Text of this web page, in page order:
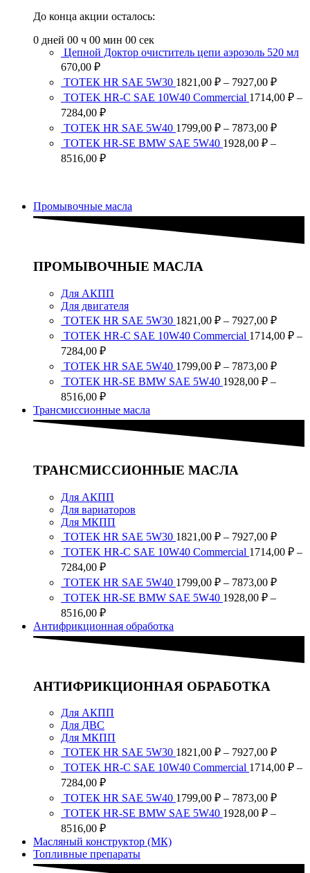
До конца акции осталось:
0 дней 00 ч 00 мин 00 сек
Цепной Доктор очиститель цепи аэрозоль 520 мл
670,00 ₽
ТОТЕК HR SAE 5W30 1821,00 ₽ – 7927,00 ₽
цен:
TOTEK HR-C SAE 10W40 Commercial 1714,00 ₽ –
7284,00 ₽Диапазон
цен:
1714,00 ₽
–
ТОТЕК HR SAE 5W40 1799,00 ₽ – 7873,00 ₽
ТОТЕК HR-SE BMW SAE 5W40 1928,00 ₽ –
8516,00 ₽Диапазон
8516,00 ₽
Промывочные масла
ПРОМЫВОЧНЫЕ МАСЛА
Для АКПП
Для двигателя
ТОТЕК HR SAE 5W30 1821,00 ₽ – 7927,00 ₽
цен:
TOTEK HR-C SAE 10W40 Commercial 1714,00 ₽ –
7284,00 ₽Диапазон
цен:
1714,00 ₽
–
ТОТЕК HR SAE 5W40 1799,00 ₽ – 7873,00 ₽
ТОТЕК HR-SE BMW SAE 5W40 1928,00 ₽ –
8516,00 ₽Диапазон
цен:
1928,00 ₽
Трансмиссионные масла
ТРАНСМИССИОННЫЕ МАСЛА
Для АКПП
Для вариаторов
Для МКПП
ТОТЕК HR SAE 5W30 1821,00 ₽ – 7927,00 ₽
цен:
TOTEK HR-C SAE 10W40 Commercial 1714,00 ₽ –
7284,00 ₽Диапазон
цен:
1714,00 ₽
–
ТОТЕК HR SAE 5W40 1799,00 ₽ – 7873,00 ₽
ТОТЕК HR-SE BMW SAE 5W40 1928,00 ₽ –
8516,00 ₽Диапазон
цен:
1928,00 ₽
Антифрикционная обработка
АНТИФРИКЦИОННАЯ ОБРАБОТКА
Для АКПП
Для ДВС
Для МКПП
ТОТЕК HR SAE 5W30 1821,00 ₽ – 7927,00 ₽
цен:
TOTEK HR-C SAE 10W40 Commercial 1714,00 ₽ –
7284,00 ₽Диапазон
цен:
1714,00 ₽
–
ТОТЕК HR SAE 5W40 1799,00 ₽ – 7873,00 ₽
ТОТЕК HR-SE BMW SAE 5W40 1928,00 ₽ –
8516,00 ₽Диапазон
цен:
1928,00 ₽
–
Масляный конструктор (МК)
Топливные препараты